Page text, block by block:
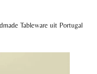
Tableware uit Portugal